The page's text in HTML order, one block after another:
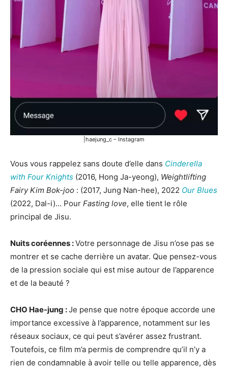
|haejung_c – Instagram
Vous vous rappelez sans doute d’elle dans Cinderella
with Four Knights (2016, Hong Ja-yeong), Weightlifting
Fairy Kim Bok-joo : (2017, Jung Nan-hee), 2022 Our Blues
(2022, Dal-i)… Pour Fasting love, elle tient le rôle
principal de Jisu.
Nuits coréennes :Votre personnage de Jisu n’ose pas se
montrer et se cache derrière un avatar. Que pensez-vous
de la pression sociale qui est mise autour de l’apparence
et de la beauté ?
CHO Hae-jung :Je pense que notre époque accorde une
importance excessive à l’apparence, notamment sur les
réseaux sociaux, ce qui peut s’avérer assez frustrant.
Toutefois, ce film m’a permis de comprendre qu’il n’y a
rien de condamnable à avoir telle ou telle apparence, dès